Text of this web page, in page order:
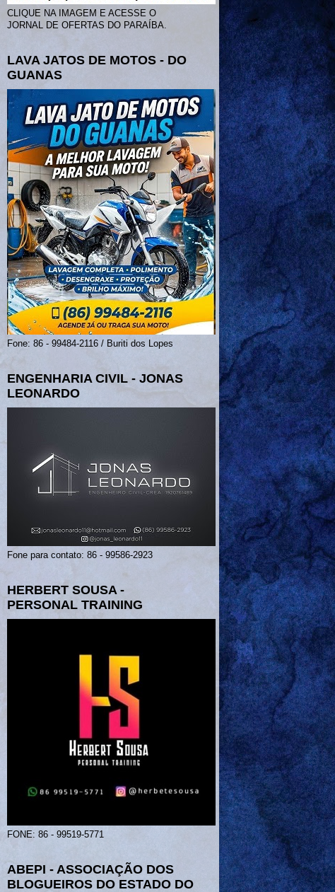
CLIQUE NA IMAGEM E ACESSE O
JORNAL DE OFERTAS DO PARAÍBA.
LAVA JATOS DE MOTOS - DO
GUANAS
Fone: 86 - 99484-2116 / Buriti dos Lopes
ENGENHARIA CIVIL - JONAS
LEONARDO
Fone para contato: 86 - 99586-2923
HERBERT SOUSA -
PERSONAL TRAINING
FONE: 86 - 99519-5771
ABEPI - ASSOCIAÇÃO DOS
BLOGUEIROS DO ESTADO DO